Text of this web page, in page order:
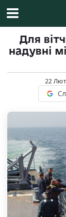
Для
надувні
22